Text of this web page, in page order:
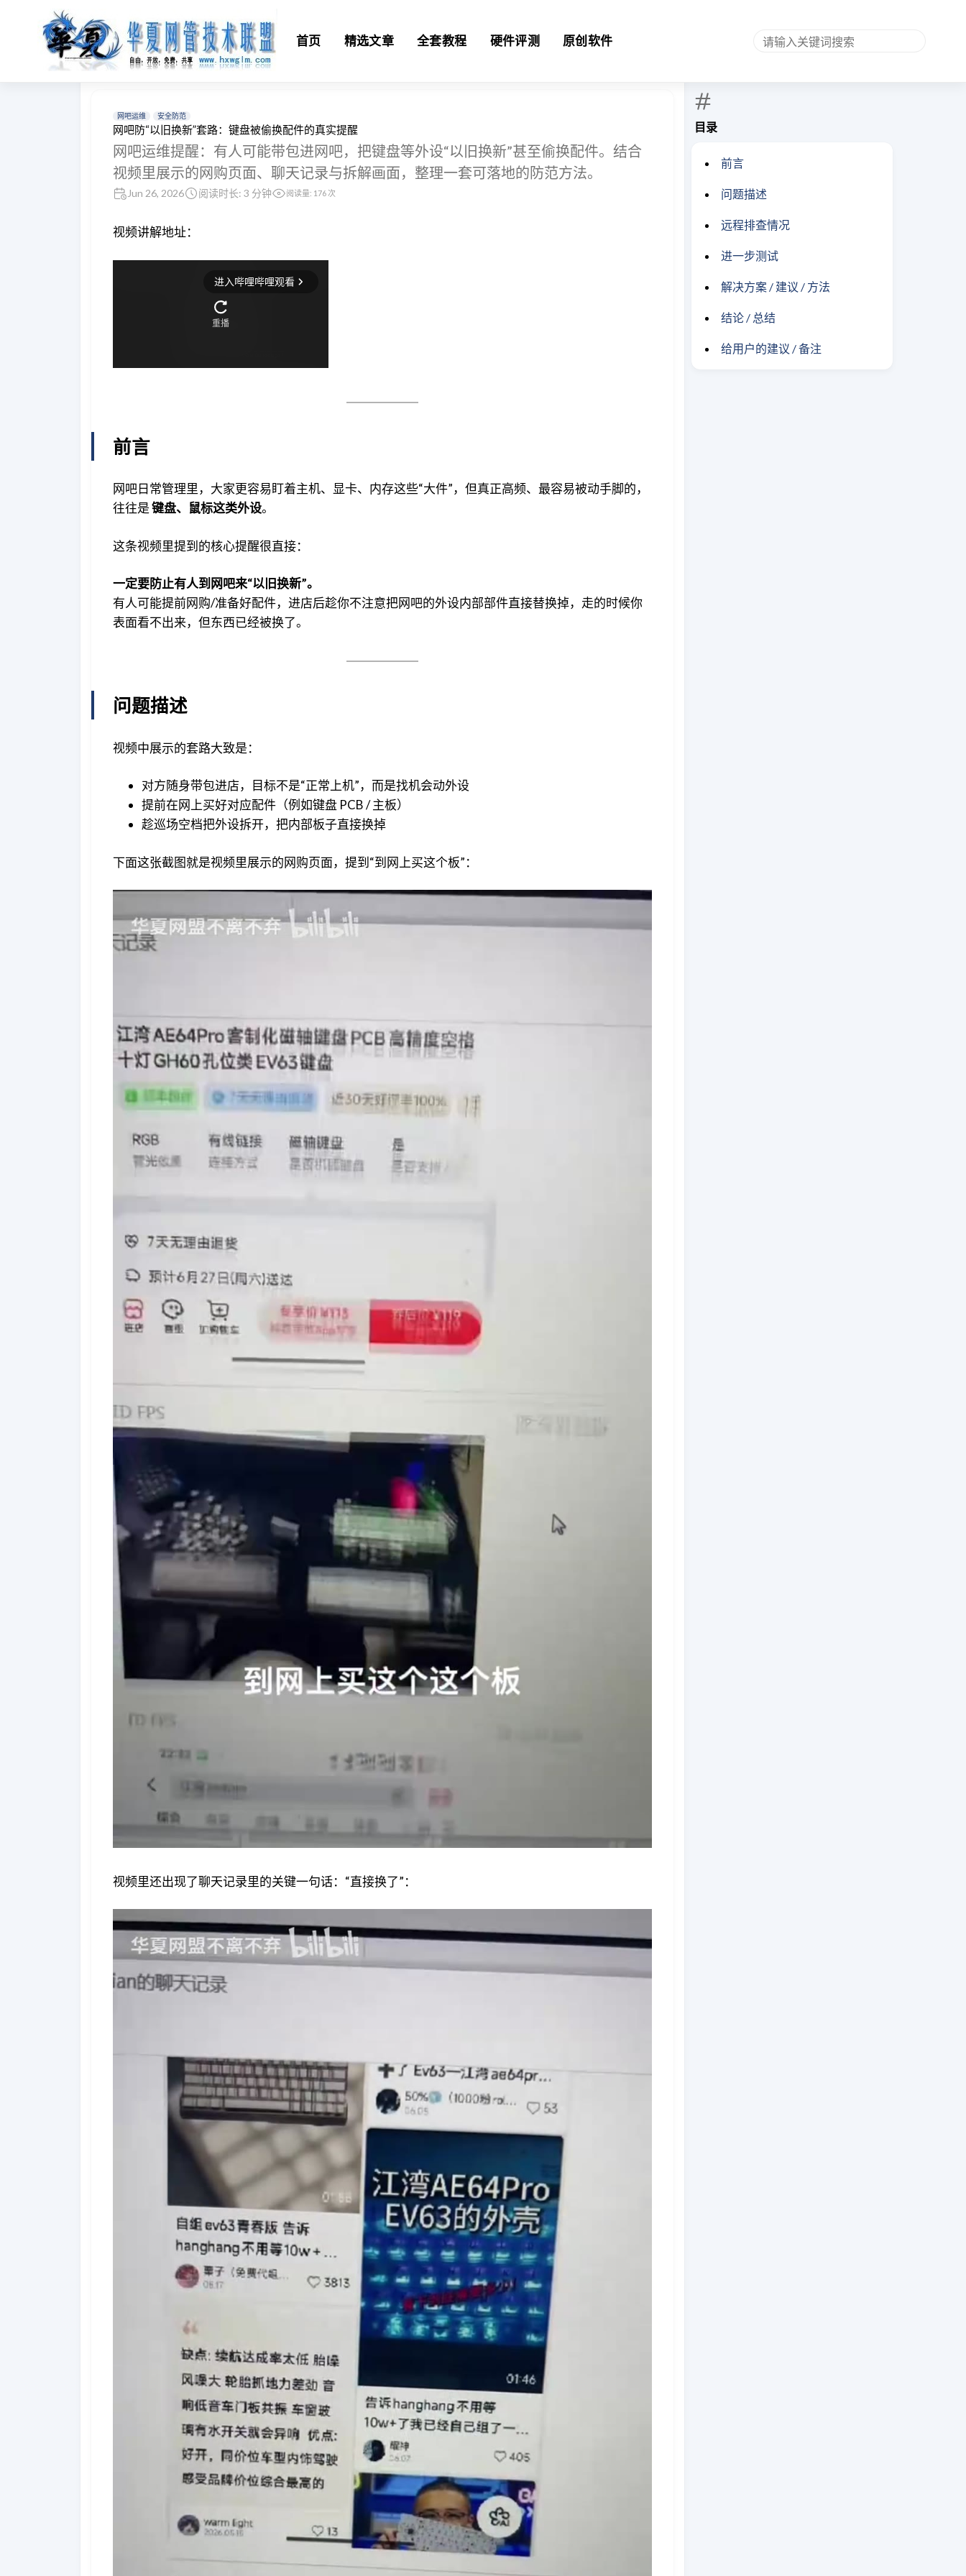
首页 精选文章 全套教程 硬件评测 原创软件
目录
前言
问题描述
远程排查情况
进一步测试
解决方案 / 建议 / 方法
结论 / 总结
给用户的建议 / 备注
网吧运维 安全防范
网吧防“以旧换新”套路：键盘被偷换配件的真实提醒
网吧运维提醒：有人可能带包进网吧，把键盘等外设“以旧换新”甚至偷换配件。结合
视频里展示的网购页面、聊天记录与拆解画面，整理一套可落地的防范方法。
Jun 26, 2026 阅读时长: 3 分钟 阅读量: 176 次
视频讲解地址：
前言
网吧日常管理里，大家更容易盯着主机、显卡、内存这些“大件”，但真正高频、最容易被动手脚的，
往往是键盘、鼠标这类外设。
这条视频里提到的核心提醒很直接：
一定要防止有人到网吧来“以旧换新”。
有人可能提前网购/准备好配件，进店后趁你不注意把网吧的外设内部部件直接替换掉，走的时候你
表面看不出来，但东西已经被换了。
问题描述
视频中展示的套路大致是：
对方随身带包进店，目标不是“正常上机”，而是找机会动外设
提前在网上买好对应配件（例如键盘 PCB / 主板）
趁巡场空档把外设拆开，把内部板子直接换掉
下面这张截图就是视频里展示的网购页面，提到“到网上买这个板”：
视频里还出现了聊天记录里的关键一句话：“直接换了”：